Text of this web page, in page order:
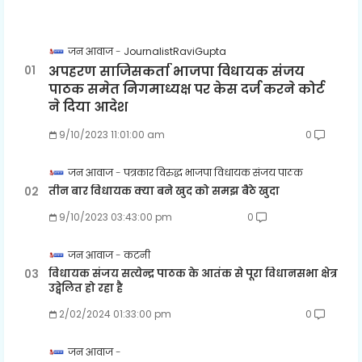
जन आवाज JournalistRaviGupta
अपहरण साजिसकर्ता भाजपा विधायक संजय
पाठक समेत निगमाध्यक्ष पर केस दर्ज करने कोर्ट
ने दिया आदेश
9/10/2023 11:01:00 am 0
जन आवाज पत्रकार विरुद्ध भाजपा विधायक संजय पाठक
तीन बार विधायक क्या बने खुद को समझ बैठे खुदा
9/10/2023 03:43:00 pm 0
जन आवाज कटनी
विधायक संजय सत्येन्द्र पाठक के आतंक से पूरा विधानसभा क्षेत्र
उद्वेलित हो रहा है
2/02/2024 01:33:00 pm 0
जन आवाज